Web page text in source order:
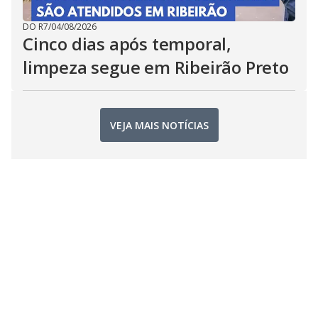
DO R7/04/08/2026
Cinco dias após temporal,
limpeza segue em Ribeirão Preto
VEJA MAIS NOTÍCIAS